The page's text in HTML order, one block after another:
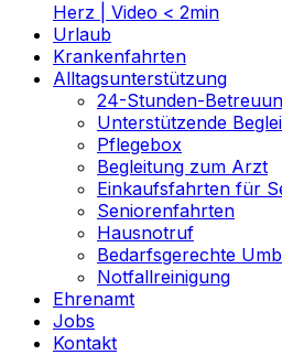
Herz | Video < 2min
Urlaub
Krankenfahrten
Alltagsunterstützung
24-Stunden-
Unterstützende
Pflegebox
Begleitung zum Arzt
Einkaufsfahrten für
Seniorenfahrten
Hausnotruf
Bedarfsgerechte
Notfallreinigung
Ehrenamt
Jobs
Kontakt